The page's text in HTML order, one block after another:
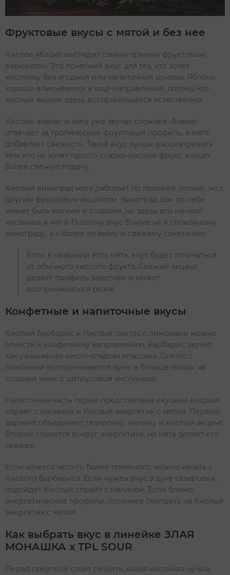
Фруктовые вкусы с мятой и без нее
Кислое яблоко выглядит самым прямым фруктовым
вариантом. Это понятный вкус для тех, кто хочет
кислинку без ягодной или напиточной основы. Яблоко
хорошо вписывается в sour-направление, потому что
кислый акцент здесь воспринимается естественно.
Кислые ананас и мята уже звучат сложнее. Ананас
отвечает за тропический фруктовый профиль, а мята
добавляет свежесть. Такой вкус лучше рассматривать
тем, кто не хочет просто сладко-кислый фрукт, а ищет
более свежую подачу.
Кислый виноград мята работает по похожей логике, но с
другим фруктовым акцентом. Виноград сам по себе
может быть мягким и сладким, но здесь его меняют
кислинка и мята. Поэтому вкус ближе не к спокойному
винограду, а к более резкому и свежему сочетанию.
Если в названии есть мята, вкус будет отличаться
от обычного кислого фрукта. Свежий акцент
делает профиль заметнее и может
восприниматься резче.
Конфетные и напиточные вкусы
Кислый барбарис и Кислый скитлс с лимонами можно
отнести к конфетному направлению. Барбарис звучит
как узнаваемая кисло-сладкая классика. Скитлс с
лимонами воспринимается ярче и больше похож на
сладкий микс с цитрусовой кислинкой.
Напиточная часть серии представлена вкусами Кислый
спрайт с малиной и Кислый энергетик с мятой. Первый
вариант объединяет газировку, малину и кислый акцент.
Второй строится вокруг энергетика, но мята делает его
свежее.
Если хочется чего-то более понятного, можно начать с
Кислого барбариса. Если нужен вкус в духе газировки,
подойдет Кислый спрайт с малиной. Если ближе
энергетические профили, логичнее смотреть на Кислый
энергетик с мятой.
Как выбрать вкус в линейке ЗЛАЯ
МОНАШКА х TPL SOUR
Перед покупкой стоит решить, какая кислинка нужна.